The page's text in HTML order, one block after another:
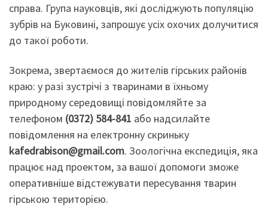
справа. Група науковців, які досліджують популяцію
зубрів на Буковині, запрошує усіх охочих долучитися
до такої роботи.
Зокрема, звертаємося до жителів гірських районів
краю: у разі зустрічі з тваринами в їхньому
природному середовищі повідомляйте за
телефоном (0372) 584-841 або надсилайте
повідомлення на електронну скриньку
kafedrabison@gmail.com. Зоологічна експедиція, яка
працює над проектом, за вашої допомоги зможе
оперативніше відстежувати пересування тварин
гірською територією.